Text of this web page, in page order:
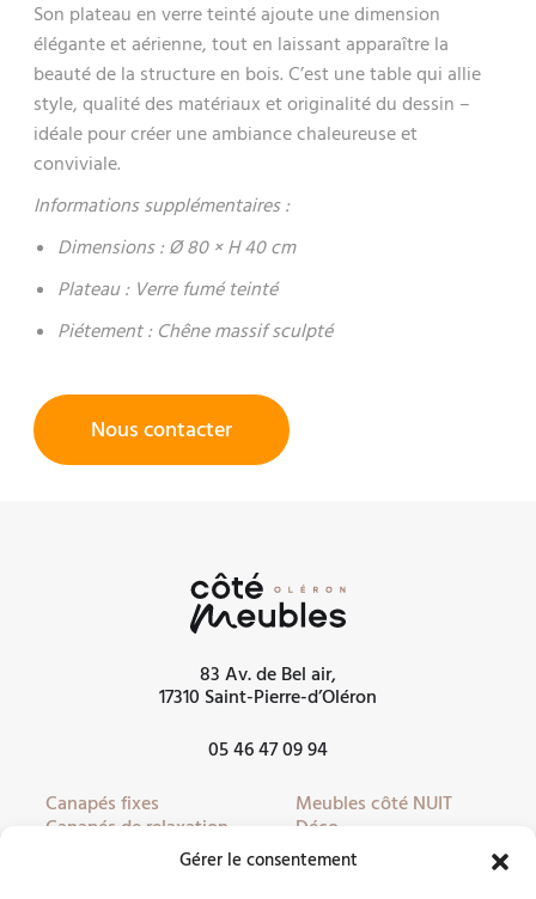
Gérer le consentement
Son plateau en verre teinté ajoute une dimension
élégante et aérienne, tout en laissant apparaître la
beauté de la structure en bois. C’est une table qui allie
style, qualité des matériaux et originalité du dessin –
idéale pour créer une ambiance chaleureuse et
conviviale.
Informations supplémentaires :
Dimensions : Ø 80 × H 40 cm
Plateau : Verre fumé teinté
Piétement : Chêne massif sculpté
Nous contacter
83 Av. de Bel air,
17310 Saint-Pierre-d’Oléron
05 46 47 09 94
Canapés fixes
Canapés de relaxation
Canapés convertibles
Meubles côté NUIT
Déco
Literie